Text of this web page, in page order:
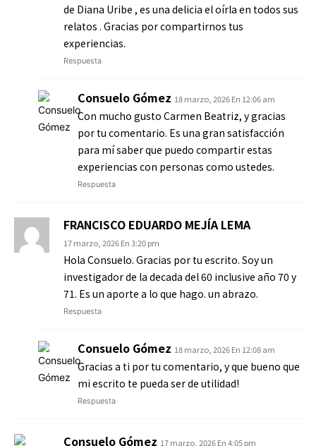
de Diana Uribe , es una delicia el oírla en todos sus
relatos . Gracias por compartirnos tus
experiencias.
Respuesta
Consuelo Gómez 18 marzo, 2026 En 12:06 am
Con mucho gusto Carmen Beatriz, y gracias
por tu comentario. Es una gran satisfacción
para mí saber que puedo compartir estas
experiencias con personas como ustedes.
Respuesta
FRANCISCO EDUARDO MEJÍA LEMA
17 marzo, 2026 En 3:20 pm
Hola Consuelo. Gracias por tu escrito. Soy un
investigador de la decada del 60 inclusive año 70 y
71. Es un aporte a lo que hago. un abrazo.
Respuesta
Consuelo Gómez 18 marzo, 2026 En 12:08 am
Gracias a ti por tu comentario, y que bueno que
mi escrito te pueda ser de utilidad!
Respuesta
Consuelo Gómez 17 marzo, 2026 En 4:05 pm